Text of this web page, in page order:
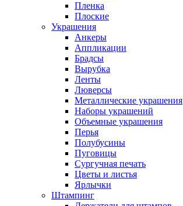
Пленка
Плоские
Украшения
Анкеры
Аппликации
Брадсы
Вырубка
Ленты
Люверсы
Металлические украшения
Наборы украшений
Объемные украшения
Перья
Полубусины
Пуговицы
Сургучная печать
Цветы и листья
Ярлычки
Штампинг